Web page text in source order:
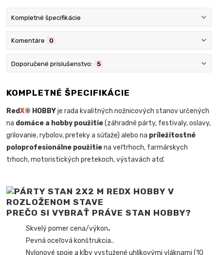
Kompletné špecifikácie
Komentáre 0
Doporučené príslušenstvo: 5
KOMPLETNÉ ŠPECIFIKÁCIE
RedX® HOBBYje rada kvalitných nožnicových stanov určených
na domáce a hobby použitie(záhradné párty, festivaly, oslavy,
grilovanie, rybolov, preteky a súťaže) alebo na príležitostné
poloprofesionálne použitiena veľtrhoch, farmárskych
trhoch, motoristických pretekoch, výstavách atď.
PREČO SI VYBRAŤ PRÁVE STAN HOBBY?
Skvelý pomer cena/výkon.
Pevná oceľová konštrukcia..
Nylonové spoje a kĺby vystužené uhlíkovými vláknami (10